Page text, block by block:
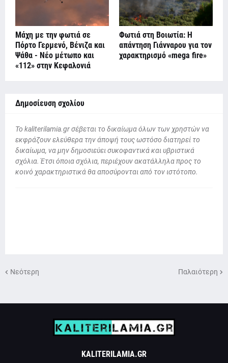
Μάχη με την φωτιά σε
Πόρτο Γερμενό, Βένιζα και
Ψάθα - Νέο μέτωπο και
«112» στην Κεφαλονιά
Φωτιά στη Βοιωτία: Η
απάντηση Γιάνναρου για τον
χαρακτηρισμό «mega fire»
Δημοσίευση σχολίου
To kaliterilamia.gr σέβεται το δικαίωμα όλων των χρηστών να
εκφράζουν ελεύθερα την άποψή τους ωστόσο διατηρεί το
δικαίωμα, να μην δημοσιεύει συκοφαντικά και υβριστικά
σχόλια. Έτσι όποια σχόλια, περιέχουν ακατάλληλα προς το
κοινό χαρακτηριστικά θα αποσύρονται από τον ιστότοπο.
Νεότερη Παλαιότερη
KALITERILAMIA.GR